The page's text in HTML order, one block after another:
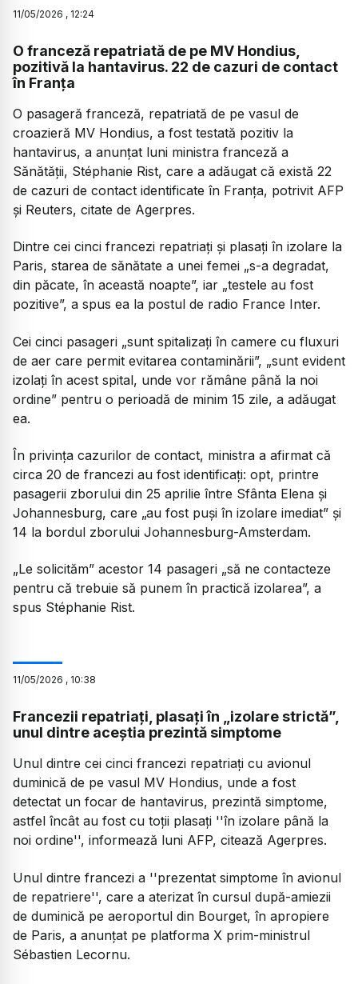
11/05/2026 , 12:24
O franceză repatriată de pe MV Hondius,
pozitivă la hantavirus. 22 de cazuri de contact
în Franța
O pasageră franceză, repatriată de pe vasul de
croazieră MV Hondius, a fost testată pozitiv la
hantavirus, a anunțat luni ministra franceză a
Sănătății, Stéphanie Rist, care a adăugat că există 22
de cazuri de contact identificate în Franța, potrivit AFP
și Reuters, citate de Agerpres.
Dintre cei cinci francezi repatriați și plasați în izolare la
Paris, starea de sănătate a unei femei „s-a degradat,
din păcate, în această noapte”, iar „testele au fost
pozitive”, a spus ea la postul de radio France Inter.
Cei cinci pasageri „sunt spitalizați în camere cu fluxuri
de aer care permit evitarea contaminării”, „sunt evident
izolați în acest spital, unde vor rămâne până la noi
ordine” pentru o perioadă de minim 15 zile, a adăugat
ea.
În privința cazurilor de contact, ministra a afirmat că
circa 20 de francezi au fost identificați: opt, printre
pasagerii zborului din 25 aprilie între Sfânta Elena și
Johannesburg, care „au fost puși în izolare imediat” și
14 la bordul zborului Johannesburg-Amsterdam.
„Le solicităm” acestor 14 pasageri „să ne contacteze
pentru că trebuie să punem în practică izolarea”, a
spus Stéphanie Rist.
11/05/2026 , 10:38
Francezii repatriați, plasați în „izolare strictă”,
unul dintre aceștia prezintă simptome
Unul dintre cei cinci francezi repatriați cu avionul
duminică de pe vasul MV Hondius, unde a fost
detectat un focar de hantavirus, prezintă simptome,
astfel încât au fost cu toții plasați ''în izolare până la
noi ordine'', informează luni AFP, citează Agerpres.
Unul dintre francezi a ''prezentat simptome în avionul
de repatriere'', care a aterizat în cursul după-amiezii
de duminică pe aeroportul din Bourget, în apropiere
de Paris, a anunțat pe platforma X prim-ministrul
Sébastien Lecornu.